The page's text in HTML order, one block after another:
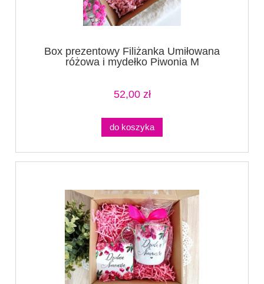
Box prezentowy Filiżanka Umiłowana
różowa i mydełko Piwonia M
52,00 zł
do koszyka